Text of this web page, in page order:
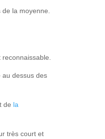
la moyenne.
au dessus des
de la
très court et